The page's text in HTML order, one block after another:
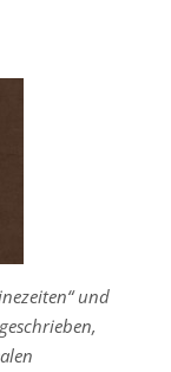
und